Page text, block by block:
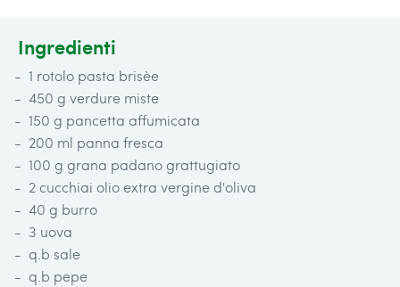
Ingredienti
1 rotolo pasta brisèe
450 g verdure miste
150 g pancetta affumicata
200 ml panna fresca
100 g grana padano grattugiato
2 cucchiai olio extra vergine d'oliva
40 g burro
3 uova
q.b sale
q.b pepe